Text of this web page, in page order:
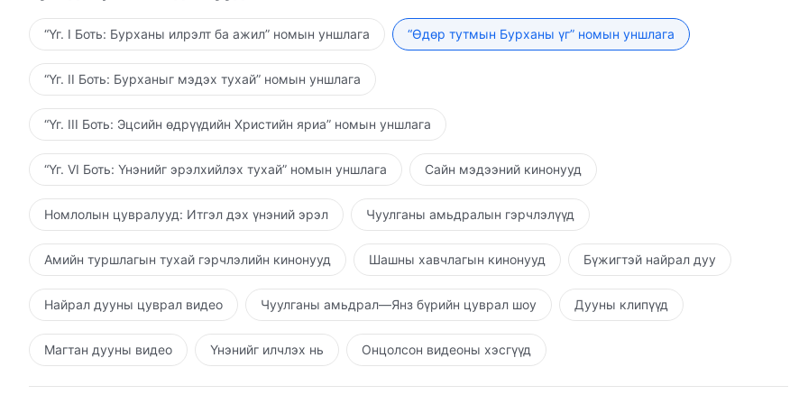
бус уу? Байлдан дагуулах ажил хийх Миний зорилго бол гагцхүү байлдан дагуулалтын төлөө байлдан
дагуулах бус, харин зөв шударга байдал ба зөв шударга бус байдлыг илчлэх, хүнийг шийтгэх нотолгоо
олж авах, хорон мууг яллах, түүнчлэн дуртайяа дуулгавартай дагадаг хүмүүсийг төгс болгохын төлөө
байлдан дагуулах явдал билээ. Эцэстээ бүгд төрлийнхөө дагуу ангилагдах бөгөөд төгс болгуулдаг
хүмүүсийн бодол, санаа нь ч дуулгавартай байдлаар дүүрдэг. Энэ нь эцэстээ гүйцэлдэх ёстой ажил юм.
Харин үйлдэл болгон нь тэрслүү хүмүүс шийтгүүлж, мөнхийн хараалын объект, галд шатаагдахаар
хаягдах болно. Тэр цаг ирэхэд өнгөрсөн эрин үеийн “агуу агаад мохошгүй баатрууд” хамгийн адгийн,
хамгийн их адлагдсан “үхээнц, сул дорой хулчгарууд” болно. Зөвхөн энэ л Бурханы зөвт байдлын бүх
талыг, хүний халдаж чадахгүй Түүний зан чанарыг харуулж чадна. Зөвхөн энэ л Миний зүрх сэтгэл дэх
үзэн ядалтыг намдааж чадна. Энэ бүхэн үндэслэлтэй гэдэгтэй та нар санал нийлэхгүй гэж үү?
хуу татаж хаяна. Энэ өнөөдөр хийгдэж буй ажил бус уу? Хорон муу хүмүүс үргэлж хорон муу байх
бөгөөд шийтгэлийн өдрөөс хэзээ ч зугтахгүй. Сайн хүмүүс ямагт сайн байх бөгөөд Бурханы ажил
төгсгөлдөө ирэхэд илчлэгдэнэ. Хорон муу хүмүүсийн нэг нь ч зөв шударга гэж тооцогдохгүй, зөв
шударга хүмүүсийн нэг нь ч хорон муу гэж тооцогдохгүй. Ямар ч хүн хилсээр яллагдан зогсохыг Би
зөвшөөрнө гэж үү?
“Үг. I Боть: Бурханы илрэлт ба ажил” номын уншлага “Өдөр тутмын Бурханы үг” номын уншлага
“Үг. II Боть: Бурханыг мэдэх тухай” номын уншлага
“Үг. III Боть: Эцсийн өдрүүдийн Христийн яриа” номын уншлага
“Үг. VI Боть: Үнэнийг эрэлхийлэх тухай” номын уншлага Сайн мэдээний кинонууд
Номлолын цувралууд: Итгэл дэх үнэний эрэл Чуулганы амьдралын гэрчлэлүүд
Амийн туршлагын тухай гэрчлэлийн кинонууд Шашны хавчлагын кинонууд Бүжигтэй найрал дуу
Найрал дууны цуврал видео Чуулганы амьдрал—Янз бүрийн цуврал шоу Дууны клипүүд
Магтан дууны видео Үнэнийг илчлэх нь Онцолсон видеоны хэсгүүд